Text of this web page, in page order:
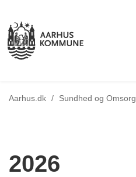
Aarhus.dk / Tilbage til
Sundhed og Omsorg
2026